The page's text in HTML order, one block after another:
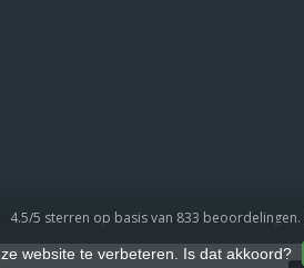
4.5/5 sterren op basis van 833 beoordelingen.
website te verbeteren. Is dat akkoord?